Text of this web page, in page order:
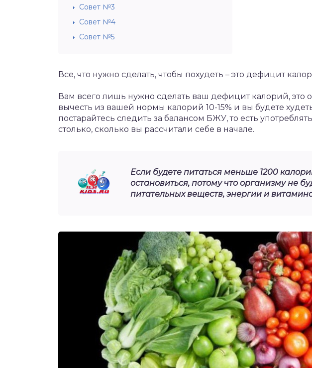
Совет №3
Совет №4
Совет №5
Все, что нужно сделать, чтобы похудеть – это дефицит
Вам всего лишь нужно сделать ваш дефицит калорий, это
вычесть из вашей нормы калорий 10-15% и вы будете
постарайтесь следить за балансом БЖУ, то есть
столько, сколько вы рассчитали себе в начале.
Если будете питаться меньше 1200
остановиться, потому что организму не
питательных веществ, энергии и